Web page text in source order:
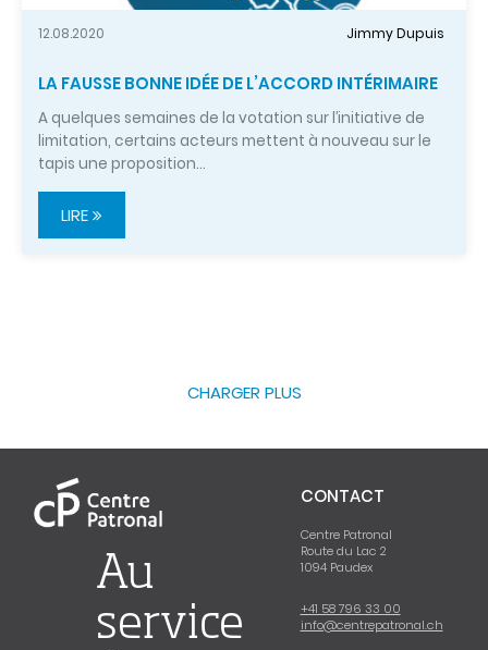
12.08.2020 Jimmy Dupuis
LA FAUSSE BONNE IDÉE DE L’ACCORD INTÉRIMAIRE
A quelques semaines de la votation sur l’initiative de
limitation, certains acteurs mettent à nouveau sur le
tapis une proposition…
LIRE
CHARGER PLUS
Au
service
CONTACT
Centre Patronal
Route du Lac 2
1094 Paudex
+41 58 796 33 00
info@centrepatronal.ch